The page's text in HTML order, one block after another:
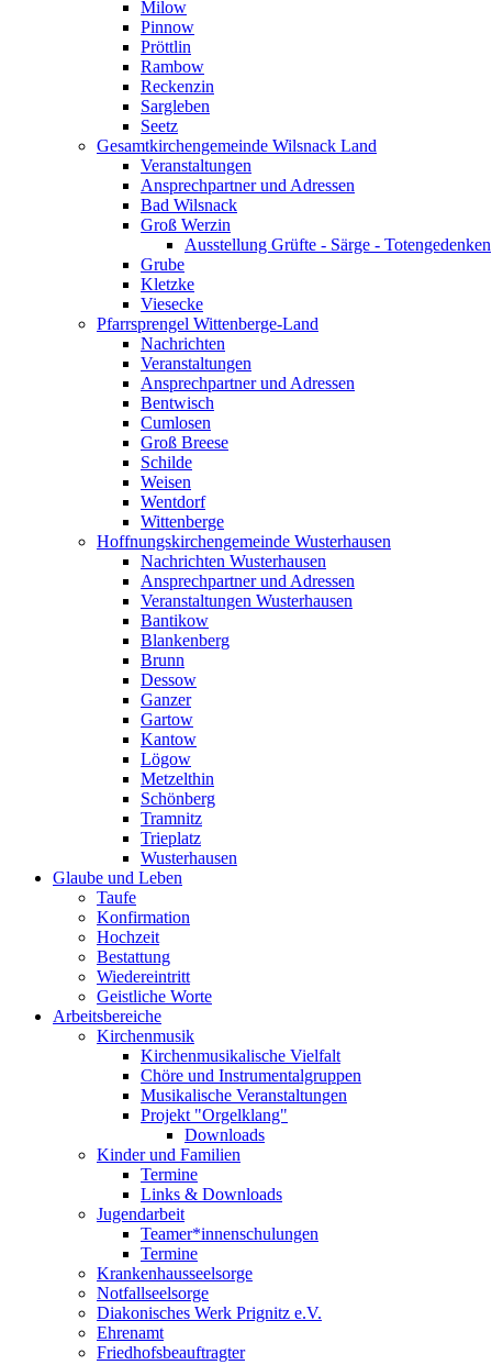
Milow
Pinnow
Pröttlin
Rambow
Reckenzin
Sargleben
Seetz
Gesamtkirchengemeinde Wilsnack Land
Veranstaltungen
Ansprechpartner und Adressen
Bad Wilsnack
Groß Werzin
Ausstellung Grüfte - Särge - Totengedenken
Grube
Kletzke
Viesecke
Pfarrsprengel Wittenberge-Land
Nachrichten
Veranstaltungen
Ansprechpartner und Adressen
Bentwisch
Cumlosen
Groß Breese
Schilde
Weisen
Wentdorf
Wittenberge
Hoffnungskirchengemeinde Wusterhausen
Nachrichten Wusterhausen
Ansprechpartner und Adressen
Veranstaltungen Wusterhausen
Bantikow
Blankenberg
Brunn
Dessow
Ganzer
Gartow
Kantow
Lögow
Metzelthin
Schönberg
Tramnitz
Trieplatz
Wusterhausen
Glaube und Leben
Taufe
Konfirmation
Hochzeit
Bestattung
Wiedereintritt
Geistliche Worte
Arbeitsbereiche
Kirchenmusik
Kirchenmusikalische Vielfalt
Chöre und Instrumentalgruppen
Musikalische Veranstaltungen
Projekt "Orgelklang"
Downloads
Kinder und Familien
Termine
Links & Downloads
Jugendarbeit
Teamer*innenschulungen
Termine
Krankenhausseelsorge
Notfallseelsorge
Diakonisches Werk Prignitz e.V.
Ehrenamt
Friedhofsbeauftragter